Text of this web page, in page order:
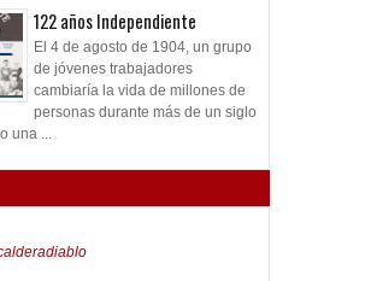
122 años Independiente
El 4 de agosto de 1904, un grupo
de jóvenes trabajadores
cambiaría la vida de millones de
personas durante más de un siglo
una ...